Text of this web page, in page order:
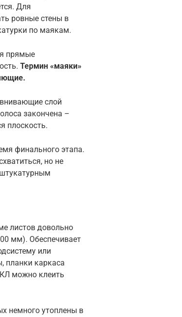
Для
ровные стены в
по маякам.
прямые
Термин «маяки»
слой
закончена –
плоскость.
финального этапа.
но не
листов довольно
мм). Обеспечивает
или
планки каркаса
можно клеить
немного утоплены в